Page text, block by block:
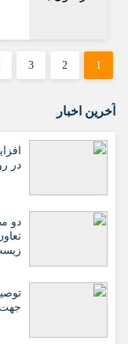
1
2
3
آخرین اخبار
در
دو
جهت